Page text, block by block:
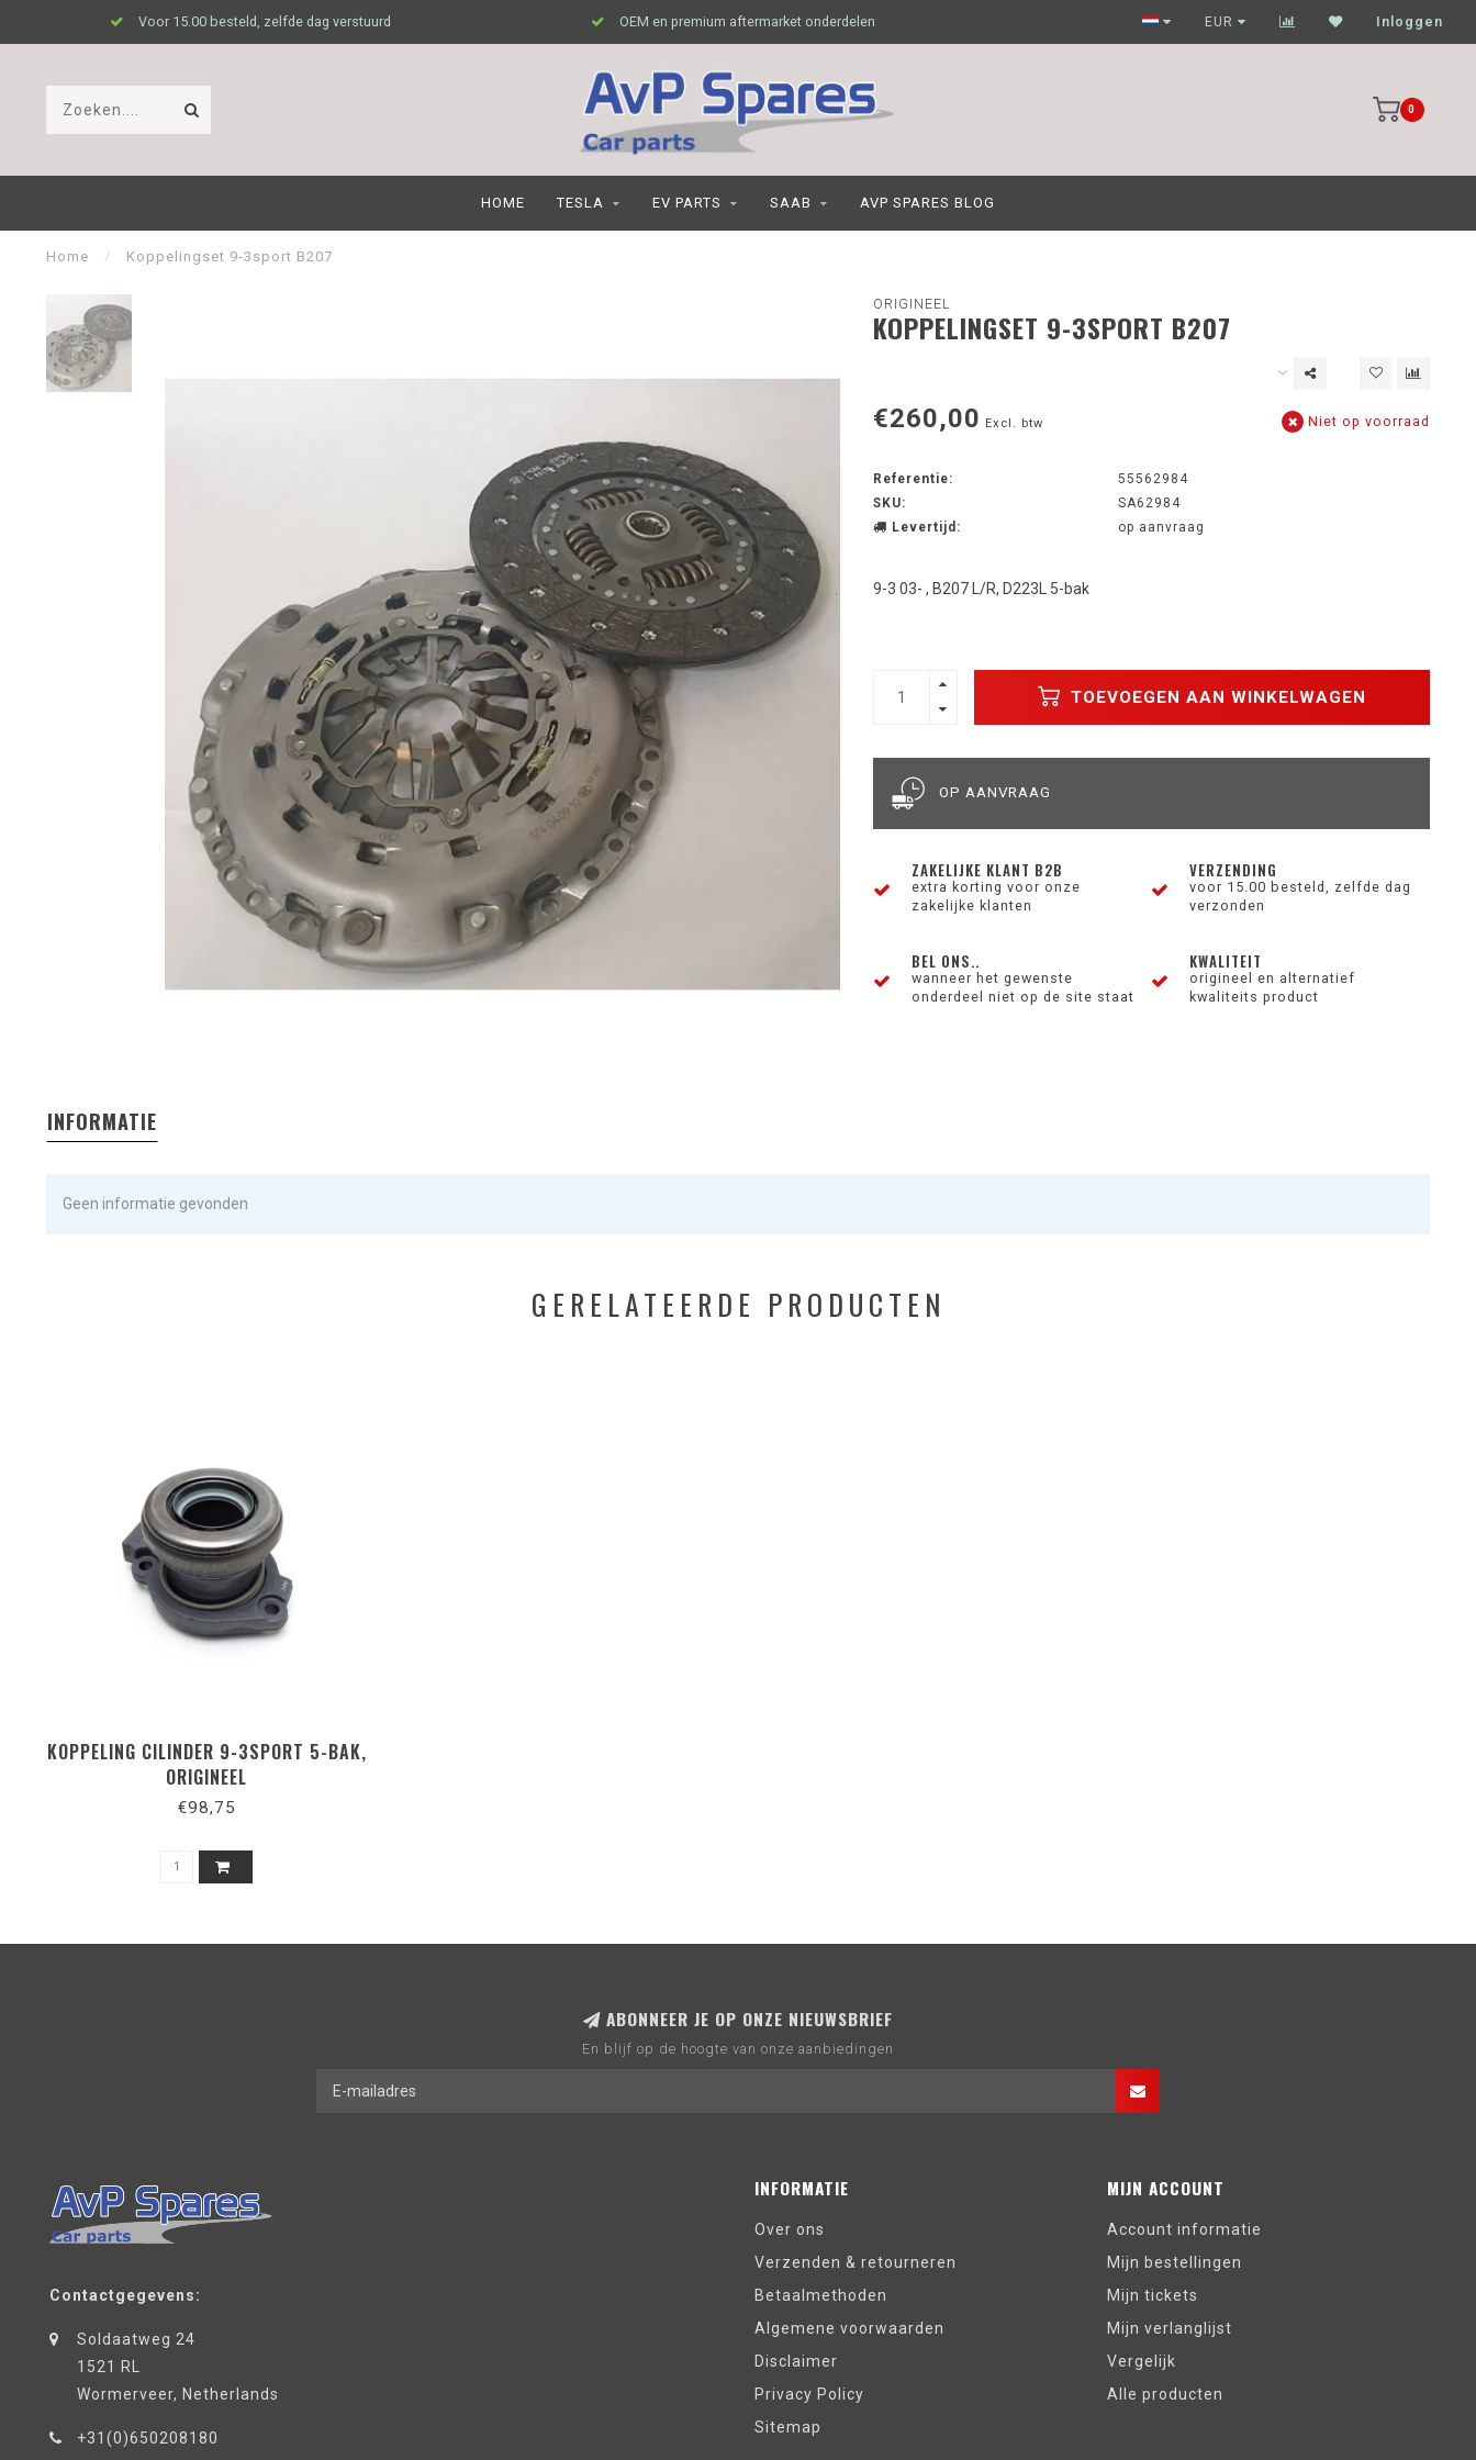
Voor 15.00 besteld, zelfde dag verstuurd OEM en premium aftermarket onderdelen Garagehouders nog scherpere prijzen
EUR Inloggen
0
HOME TESLA EV PARTS SAAB AVP SPARES BLOG
Home / Koppelingset 9-3sport B207
ORIGINEEL
KOPPELINGSET 9-3SPORT B207
€260,00 Excl. btw Niet op voorraad
Referentie:
55562984
SKU:
SA62984
Levertijd:
op aanvraag
9-3 03- , B207 L/R, D223L 5-bak
TOEVOEGEN AAN WINKELWAGEN
OP AANVRAAG
ZAKELIJKE KLANT B2B
extra korting voor onze
zakelijke klanten
VERZENDING
voor 15.00 besteld, zelfde dag
verzonden
BEL ONS..
wanneer het gewenste
onderdeel niet op de site staat
KWALITEIT
origineel en alternatief
kwaliteits product
INFORMATIE
Geen informatie gevonden
GERELATEERDE PRODUCTEN
KOPPELING CILINDER 9-3SPORT 5-BAK,
ORIGINEEL
€98,75
ABONNEER JE OP ONZE NIEUWSBRIEF
En blijf op de hoogte van onze aanbiedingen
Contactgegevens:
Soldaatweg 24
1521 RL
Wormerveer, Netherlands
+31(0)650208180
INFORMATIE
Over ons
Verzenden & retourneren
Betaalmethoden
Algemene voorwaarden
Disclaimer
Privacy Policy
Sitemap
MIJN ACCOUNT
Account informatie
Mijn bestellingen
Mijn tickets
Mijn verlanglijst
Vergelijk
Alle producten